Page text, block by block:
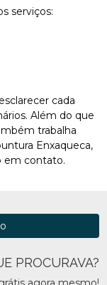
serviços:
cada
Além do que
trabalha
Enxaqueca,
em contato.
PROCURAVA?